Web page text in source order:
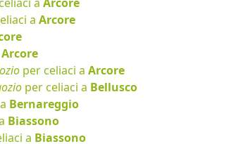
a Arcore
Arcore
per celiaci a Arcore
per celiaci a Bellusco
Bernareggio
Biassono
a Biassono